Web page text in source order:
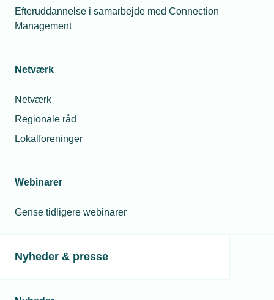
Efteruddannelse i samarbejde med Connection
Management
Netværk
Netværk
Regionale råd
Lokalforeninger
Webinarer
Gense tidligere webinarer
Nyheder & presse
effektiv produktion af præfabrikerede sluser. Indehaver
Oliver Bach satser på et virksomheds-salg til en større
spiller på det europæiske marked de kommende år.
30-årig smed køber maskinfabrik med 30 mand
ung smed, der bankede på døren. Køberen er klejnsmed